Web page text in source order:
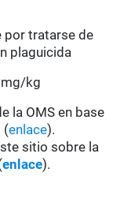
por tratarse de
plaguicida
kg
la OMS en base
(enlace).
sitio sobre la
enlace).